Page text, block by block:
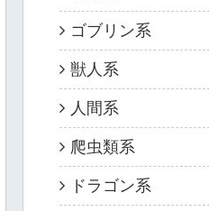
ゴブリン系
獣人系
人間系
爬虫類系
ドラゴン系